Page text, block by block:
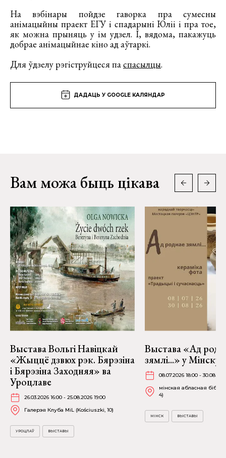
На вэбінары пойдзе гаворка пра сумесны
анімацыйны праект ЕГУ і спадарыні Юліі і пра тое,
як можна прыняць у ім удзел. І, вядома, пакажуць
добрае анімацыйнае кіно ад аўтаркі.
Для ўдзелу рэгіструйцеся паспасылцы.
ДАДАЦЬ У GOOGLE КАЛЯНДАР
Вам можа быць цікава
Выстава Вольгі Навіцкай
«Жыццё дзвюх рэк. Бярэзіна
і Бярэзіна Заходняя» ва
Уроцлаве
26.03.2026 16:00 - 25.08.2026 19:00
Галерэя Клуба MiL (Kościuszki, 10)
УРОЦЛАЎ ВЫСТАВЫ
Выстава «Ад
зямлі...» у Мінску
08.07.2026 18:00 -
мінская абласная
4)
МІНСК ВЫСТАВЫ